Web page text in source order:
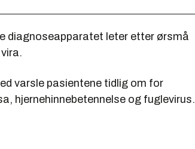
diagnoseapparatet leter etter ørsmå
varsle pasientene tidlig om for
hjernehinnebetennelse og fuglevirus.